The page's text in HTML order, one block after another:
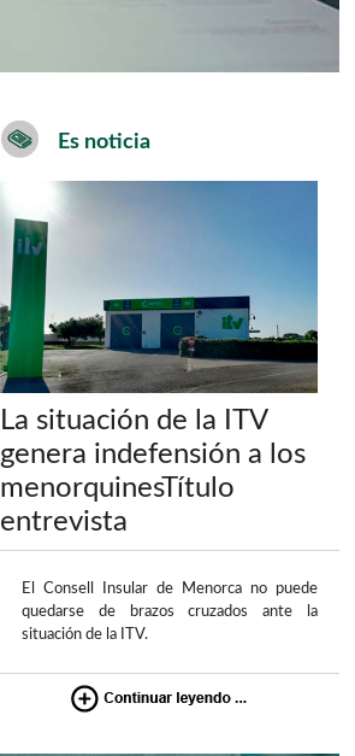
Es noticia
La situación de la ITV
genera indefensión a los
menorquinesTítulo
entrevista
El Consell Insular de Menorca no puede
quedarse de brazos cruzados ante la
situación de la ITV.